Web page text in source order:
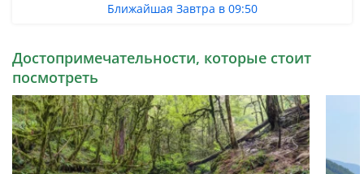
Ближайшая Завтра в 09:50
Достопримечательности, которые стоит
посмотреть